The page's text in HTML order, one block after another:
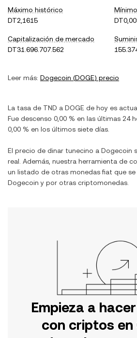
Máximo histórico
DT2,1615
Capitalización de mercado
DT31.696.707.562
Leer más: Dogecoin (DOGE) precio
La tasa de TND a DOGE de hoy es
Fue descenso 0,00 % en las últimas 24
0,00 % en los últimos siete días.
El precio de dinar tunecino a Dogecoin
real. Además, nuestra herramienta de
un listado de otras monedas fiat que
Dogecoin y por otras criptomonedas.
Empieza a
con criptos en